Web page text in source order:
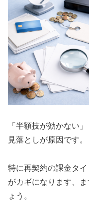
「半額技が効かない
見落としが原因です。
特に再契約の課金タ
がカギになります、
ょう。